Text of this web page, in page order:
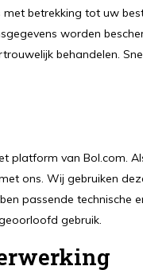
betrekking tot uw
worden
behandelen.
platform van Bol.com.
ons. Wij gebruiken
passende technische
gebruik.